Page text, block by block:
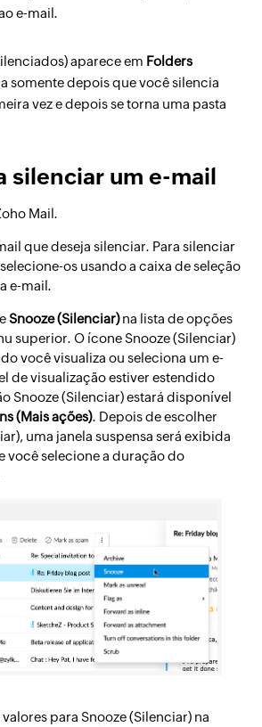
e-mail.
aparece em Folders
somente depois que você silencia
vez e depois se torna uma pasta
silenciar um e-mail
Mail.
que deseja silenciar. Para silenciar
os usando a caixa de seleção
e-mail.
Snooze (Silenciar)na lista de opções
superior. O ícone Snooze (Silenciar)
você visualiza ou seleciona um e-
de visualização estiver estendido
Snooze (Silenciar) estará disponível
(Mais ações). Depois de escolher
uma janela suspensa será exibida
você selecione a duração do
para Snooze (Silenciar) na